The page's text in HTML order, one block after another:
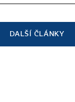
DALŠÍ ČLÁNKY